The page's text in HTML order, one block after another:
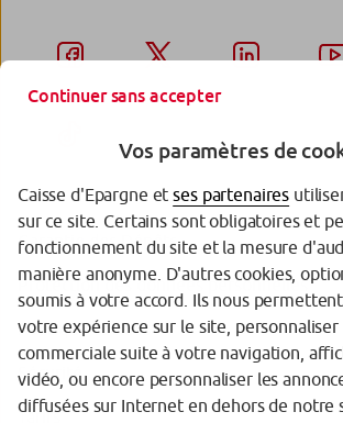
Garantie des Dépôts
Protection des données personnelles
Politique cookies
Sécurité
Tarifs
Continuer sans accepter
Vos paramètres de
Caisse d'Epargne etses partenaires
sur ce site. Certains sont obligatoires et
fonctionnement du site et la mesure
manière anonyme. D'autres cookies,
soumis à votre accord. Ils nous
votre expérience sur le site, personnaliser
commerciale suite à votre navigation,
vidéo, ou encore personnaliser les
diffusées sur Internet en dehors de notre